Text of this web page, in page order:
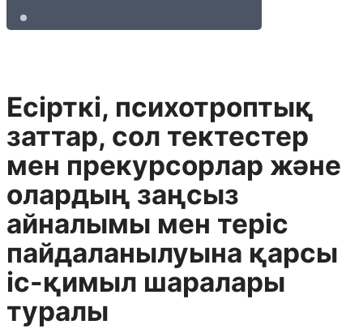
Есiрткi, психотроптық
заттар, сол тектестер
мен прекурсорлар және
олардың заңсыз
айналымы мен терiс
пайдаланылуына қарсы
iс-қимыл шаралары
туралы